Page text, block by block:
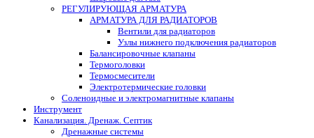
РЕГУЛИРУЮЩАЯ АРМАТУРА
АРМАТУРА ДЛЯ РАДИАТОРОВ
Вентили для радиаторов
Узлы нижнего подключения радиаторов
Балансировочные клапаны
Термоголовки
Термосмесители
Электротермические головки
Соленоидные и электромагнитные клапаны
Инструмент
Канализация. Дренаж. Септик
Дренажные системы